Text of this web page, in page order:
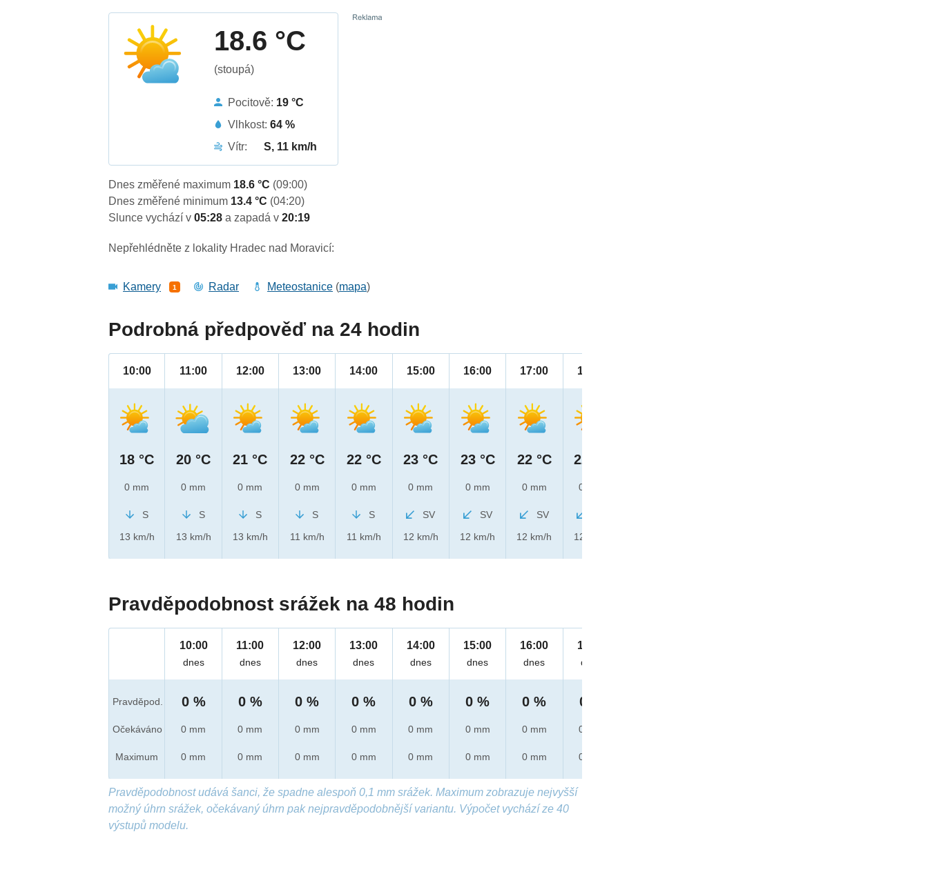
18.6 °C
(stoupá)
Pocitově: 19 °C
Vlhkost:64 %
Vítr:
S, 11 km/h
Dnes změřené maximum 18.6 °C (09:00)
Dnes změřené minimum 13.4 °C (04:20)
Slunce vychází v05:28a zapadá v20:19
Nepřehlédněte z lokality Hradec nad Moravicí:
Kamery 1 Radar Meteostanice (mapa)
Podrobná předpověď na 24 hodin
10:00
18 °C
0 mm
S
13 km/h
11:00
20 °C
0 mm
S
13 km/h
12:00
21 °C
0 mm
S
13 km/h
13:00
22 °C
0 mm
S
11 km/h
14:00
22 °C
0 mm
S
11 km/h
15:00
23 °C
0 mm
SV
12 km/h
16:00
23 °C
0 mm
SV
12 km/h
17:00
22 °C
0 mm
SV
12 km/h
18:00
22 °C
0 mm
12 km/h
Pravděpodobnost srážek na 48 hodin
Pravděpod.
Očekáváno
Maximum
10:00
dnes
0 %
0 mm
0 mm
11:00
dnes
0 %
0 mm
0 mm
12:00
dnes
0 %
0 mm
0 mm
13:00
dnes
0 %
0 mm
0 mm
14:00
dnes
0 %
0 mm
0 mm
15:00
dnes
0 %
0 mm
0 mm
16:00
dnes
0 %
0 mm
0 mm
17:00
dnes
0 %
0 mm
0 mm
Pravděpodobnost udává šanci, že spadne alespoň 0,1 mm srážek. Maximum zobrazuje nejvyšší
možný úhrn srážek, očekávaný úhrn pak nejpravděpodobnější variantu. Výpočet vychází ze 40
výstupů modelu.